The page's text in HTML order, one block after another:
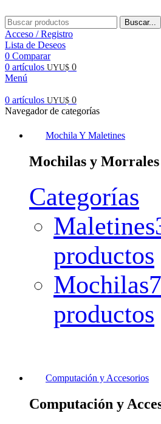
Buscar...
Acceso / Registro
Lista de Deseos
0 Comparar
0 artículos UYU$ 0
Menú
0 artículos UYU$ 0
Navegador de categorías
Mochila Y Maletines
Mochilas y Morrales
Categorías
Maletines
productos
Mochilas7
productos
Computación y Accesorios
Computación y